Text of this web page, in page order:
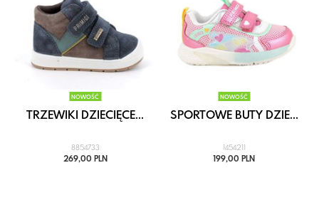
NOWOŚĆ
TRZEWIKI DZIECIĘCE...
8854733
269,00 PLN
NOWOŚĆ
SPORTOWE BUTY DZIE...
1454211
199,00 PLN